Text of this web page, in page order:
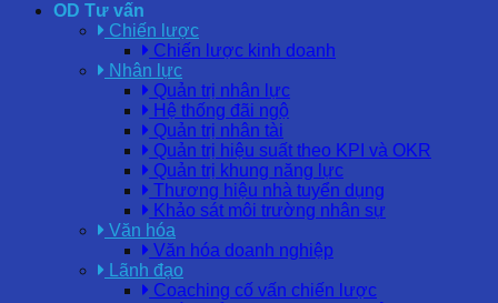
OD Tư vấn
Chiến lược
Chiến lược kinh doanh
Nhân lực
Quản trị nhân lực
Hệ thống đãi ngộ
Quản trị nhân tài
Quản trị hiệu suất theo KPI và OKR
Quản trị khung năng lực
Thương hiệu nhà tuyển dụng
Khảo sát môi trường nhân sự
Văn hóa
Văn hóa doanh nghiệp
Lãnh đạo
Coaching cố vấn chiến lược